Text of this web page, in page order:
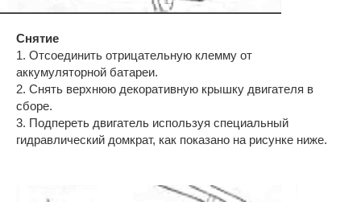
Снятие
1. Отсоединить отрицательную клемму от
аккумуляторной батареи.
2. Снять верхнюю декоративную крышку двигателя в
сборе.
3. Подпереть двигатель используя специальный
гидравлический домкрат, как показано на рисунке ниже.